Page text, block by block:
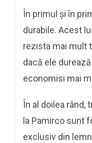
În primul și în
durabile. Acest
rezista mai mult
dacă ele
economisi mai
În al doilea rând,
la Pamirco sunt
exclusiv din